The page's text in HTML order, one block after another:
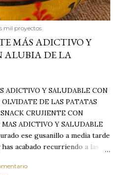
mil proyectos
MÁS ADICTIVO Y
ALUBIA DE LA
ADICTIVO Y SALUDABLE CON
DE LAS PATATAS
CRUJIENTE CON
ADICTIVO Y SALUDABLE
ese gusanillo a media tarde
acabado recurriendo a las
frutos secos fritos o snacks
grasas saturadas y sodio?